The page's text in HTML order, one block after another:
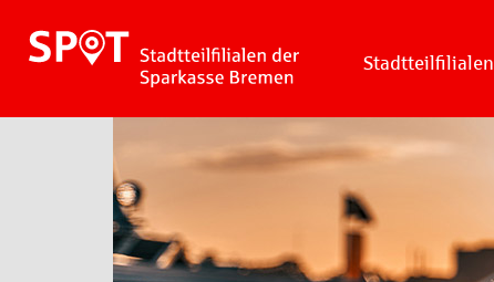
Stadtteilfilialen